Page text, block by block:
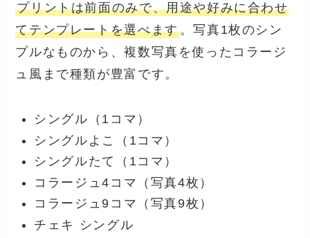
プリントは前面のみで、用途や好みに合わせ
てテンプレートを選べます。写真1枚のシン
プルなものから、複数写真を使ったコラージ
ュ風まで種類が豊富です。
シングル（1コマ）
シングルよこ（1コマ）
シングルたて（1コマ）
コラージュ4コマ（写真4枚）
コラージュ9コマ（写真9枚）
チェキ シングル